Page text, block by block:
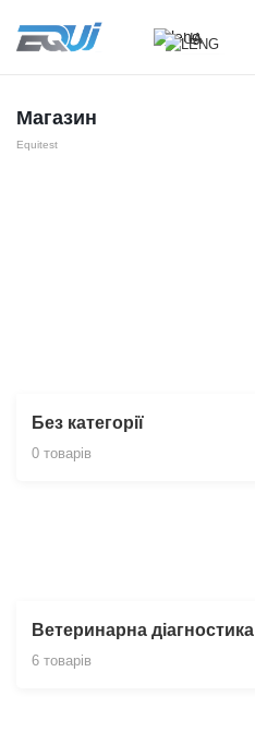
UA
Магазин
Equitest
Без категорії
0 товарів
Ветеринарна діагностика
6 товарів